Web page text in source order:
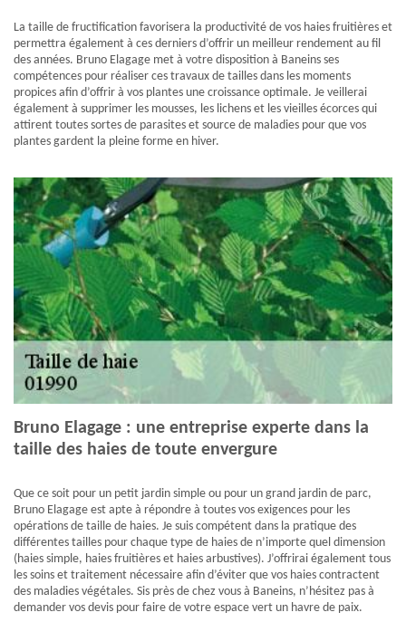
La taille de fructification favorisera la productivité de vos haies fruitières et
permettra également à ces derniers d’offrir un meilleur rendement au fil
des années. Bruno Elagage met à votre disposition à Baneins ses
compétences pour réaliser ces travaux de tailles dans les moments
propices afin d’offrir à vos plantes une croissance optimale. Je veillerai
également à supprimer les mousses, les lichens et les vieilles écorces qui
attirent toutes sortes de parasites et source de maladies pour que vos
plantes gardent la pleine forme en hiver.
Bruno Elagage : une entreprise experte dans la
taille des haies de toute envergure
Que ce soit pour un petit jardin simple ou pour un grand jardin de parc,
Bruno Elagage est apte à répondre à toutes vos exigences pour les
opérations de taille de haies. Je suis compétent dans la pratique des
différentes tailles pour chaque type de haies de n’importe quel dimension
(haies simple, haies fruitières et haies arbustives). J’offrirai également tous
les soins et traitement nécessaire afin d’éviter que vos haies contractent
des maladies végétales. Sis près de chez vous à Baneins, n’hésitez pas à
demander vos devis pour faire de votre espace vert un havre de paix.